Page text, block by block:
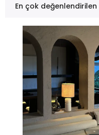
En çok değenlendirilen